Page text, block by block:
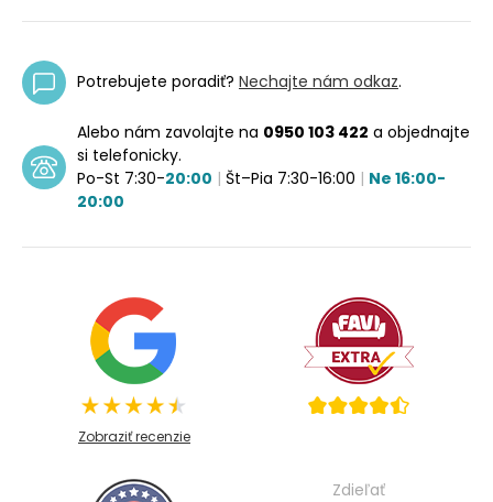
Potrebujete poradiť? Nechajte nám odkaz.
Alebo nám zavolajte na 0950 103 422 a objednajte
si telefonicky.
Po-St 7:30-20:00 | Št–Pia 7:30-16:00 | Ne 16:00-
20:00
Zobraziť recenzie
Zdieľať